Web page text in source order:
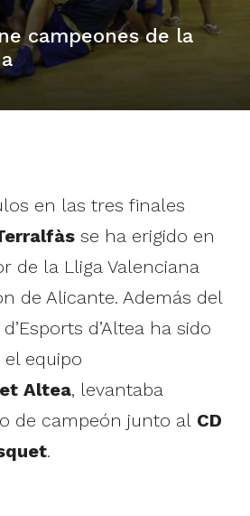
campeones de la
en las tres finales
se ha erigido en
de la Lliga Valenciana
de Alicante. Además del
d’Altea ha sido
equipo
Altea, levantaba
de campeón junto al CD
.